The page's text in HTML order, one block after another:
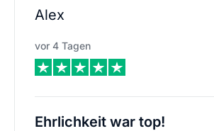
Alex
vor 4 Tagen
Ehrlichkeit war top!